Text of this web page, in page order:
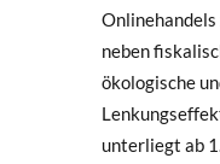
neben
ökologische
unterliegt ab